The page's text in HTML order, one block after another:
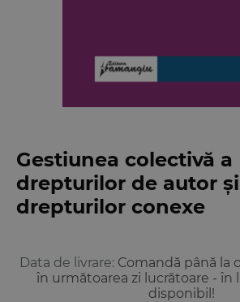
Gestiunea colectivă a
drepturilor de autor
drepturilor conexe
Data de livrare: Comandă până la
în următoarea zi lucrătoare - în
disponibil!